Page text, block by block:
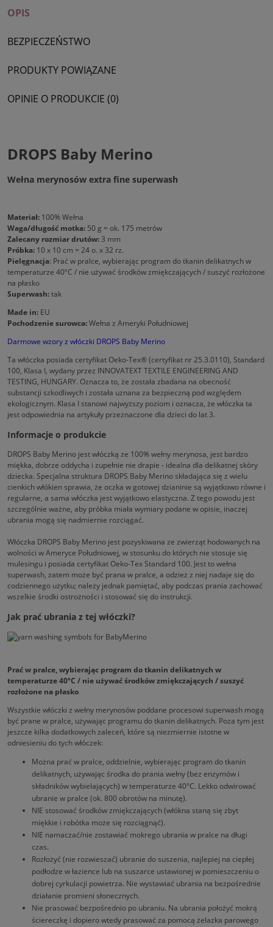
OPIS
BEZPIECZEŃSTWO
PRODUKTY POWIĄZANE
OPINIE O PRODUKCIE (0)
DROPS Baby Merino
Wełna merynosów extra fine superwash
Materiał: 100% Wełna
Waga/długość motka: 50 g = ok. 175 metrów
Zalecany rozmiar drutów:3 mm
Próbka: 10 x 10 cm = 24 o. x 32 rz.
Pielęgnacja: Prać w pralce, wybierając program do tkanin delikatnych w
temperaturze 40ºC / nie używać środków zmiękczających / suszyć rozłożone
na płasko
Superwash:tak
Made in: EU
Pochodzenie surowca:Wełna z Ameryki Południowej
Darmowe wzory z włóczki DROPS Baby Merino
Ta włóczka posiada certyfikat Oeko-Tex® (certyfikat nr 25.3.0110), Standard
100, Klasa I, wydany przez INNOVATEXT TEXTILE ENGINEERING AND
TESTING, HUNGARY. Oznacza to, że została zbadana na obecność
substancji szkodliwych i została uznana za bezpieczną pod względem
ekologicznym. Klasa I stanowi najwyższy poziom i oznacza, że włóczka ta
jest odpowiednia na artykuły przeznaczone dla dzieci do lat 3.
Informacje o produkcie
DROPS Baby Merino jest włóczką ze 100% wełny merynosa, jest bardzo
miękka, dobrze oddycha i zupełnie nie drapie - idealna dla delikatnej skóry
dziecka. Specjalna struktura DROPS Baby Merino składająca się z wielu
cienkich włókien sprawia, że oczka w gotowej dzianinie są wyjątkowo równe i
regularne, a sama włóczka jest wyjątkowo elastyczna. Z tego powodu jest
szczególnie ważne, aby próbka miała wymiary podane w opisie, inaczej
ubrania mogą się nadmiernie rozciągać.
Włóczka DROPS Baby Merino jest pozyskiwana ze zwierząt hodowanych na
wolności w Ameryce Południowej, w stosunku do których nie stosuje się
mulesingu i posiada certyfikat Oeko-Tex Standard 100. Jest to wełna
superwash, zatem może być prana w pralce, a odzież z niej nadaje się do
codziennego użytku; należy jednak pamiętać, aby podczas prania zachować
wszelkie środki ostrożności i stosować się do instrukcji.
Jak prać ubrania z tej włóczki?
Prać w pralce, wybierając program do tkanin delikatnych w
temperaturze 40ºC / nie używać środków zmiękczających / suszyć
rozłożone na płasko
Wszystkie włóczki z wełny merynosów poddane procesowi superwash mogą
być prane w pralce, używając programu do tkanin delikatnych. Poza tym jest
jeszcze kilka dodatkowych zaleceń, które są niezmiernie istotne w
odniesieniu do tych włóczek:
Można prać w pralce, oddzielnie, wybierając program do tkanin
delikatnych, używając środka do prania wełny (bez enzymów i
składników wybielających) w temperaturze 40ºC. Lekko odwirować
ubranie w pralce (ok. 800 obrotów na minutę).
NIE stosować środków zmiękczających (włókna staną się zbyt
miękkie i robótka może się rozciągnąć).
NIE namaczać/nie zostawiać mokrego ubrania w pralce na długi
czas.
Rozłożyć (nie rozwieszać) ubranie do suszenia, najlepiej na ciepłej
podłodze w łazience lub na suszarce ustawionej w pomieszczeniu o
dobrej cyrkulacji powietrza. Nie wystawiać ubrania na bezpośrednie
działanie promieni słonecznych.
Nie prasować bezpośrednio po ubraniu. Na ubrania położyć mokrą
ściereczkę i dopiero wtedy prasować za pomocą żelazka parowego